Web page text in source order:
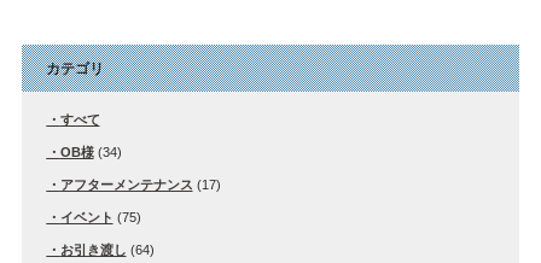
カテゴリ
すべて
OB様(34)
アフターメンテナンス (17)
イベント (75)
お引き渡し (64)